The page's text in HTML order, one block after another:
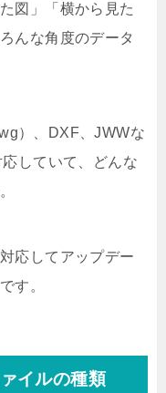
図」「横から見た
んな角度のデータ
）、DXF、JWWな
していて、どんな
応してアップデー
す。
イルの種類